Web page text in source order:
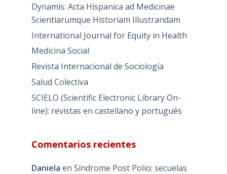
Dynamis: Acta Hispanica ad Medicinae
Scientiarumque Historiam Illustrandam
International Journal for Equity in Health
Medicina Social
Revista Internacional de Sociología
Salud Colectiva
SCIELO (Scientific Electronic Library On-
line): revistas en castellano y portugués
Comentarios recientes
Daniela en Síndrome Post Polio: secuelas